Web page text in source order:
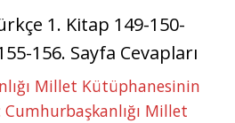
1. Kitap 149-150-
156. Sayfa Cevapları
Millet Kütüphanesinin
Millet